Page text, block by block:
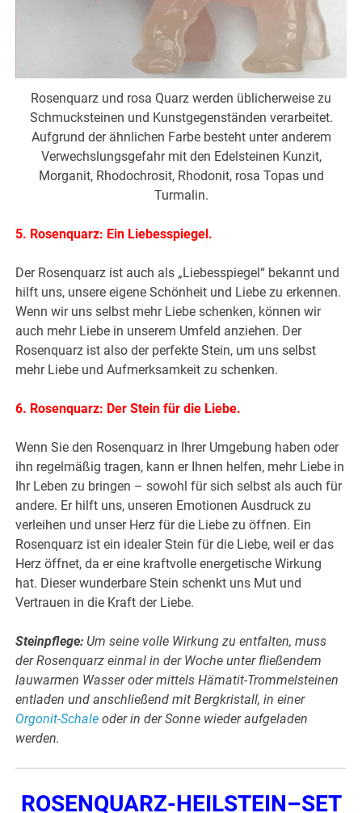
Rosenquarz und rosa Quarz werden üblicherweise zu
Schmucksteinen und Kunstgegenständen verarbeitet.
Aufgrund der ähnlichen Farbe besteht unter anderem
Verwechslungsgefahr mit den Edelsteinen Kunzit,
Morganit, Rhodochrosit, Rhodonit, rosa Topas und
Turmalin.
5. Rosenquarz: Ein Liebesspiegel.
Der Rosenquarz ist auch als „Liebesspiegel“ bekannt und
hilft uns, unsere eigene Schönheit und Liebe zu erkennen.
Wenn wir uns selbst mehr Liebe schenken, können wir
auch mehr Liebe in unserem Umfeld anziehen. Der
Rosenquarz ist also der perfekte Stein, um uns selbst
mehr Liebe und Aufmerksamkeit zu schenken.
6. Rosenquarz: Der Stein für die Liebe.
Wenn Sie den Rosenquarz in Ihrer Umgebung haben oder
ihn regelmäßig tragen, kann er Ihnen helfen, mehr Liebe in
Ihr Leben zu bringen – sowohl für sich selbst als auch für
andere. Er hilft uns, unseren Emotionen Ausdruck zu
verleihen und unser Herz für die Liebe zu öffnen. Ein
Rosenquarz ist ein idealer Stein für die Liebe, weil er das
Herz öffnet, da er eine kraftvolle energetische Wirkung
hat. Dieser wunderbare Stein schenkt uns Mut und
Vertrauen in die Kraft der Liebe.
Steinpflege: Um seine volle Wirkung zu entfalten, muss
der Rosenquarz einmal in der Woche unter fließendem
lauwarmen Wasser oder mittels Hämatit-Trommelsteinen
entladen und anschließend mit Bergkristall, in einer
Orgonit-Schale oder in der Sonne wieder aufgeladen
werden.
ROSENQUARZ-HEILSTEIN–SET